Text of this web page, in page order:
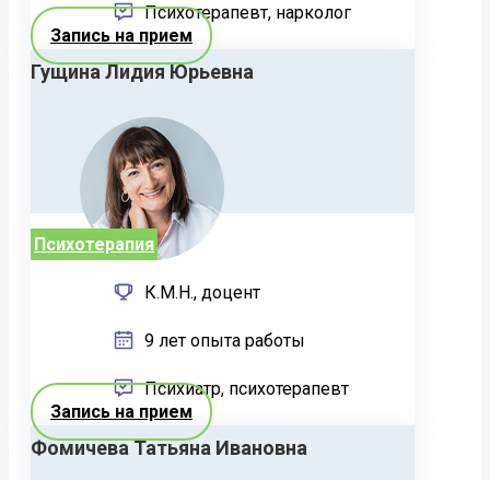
Психотерапевт, нарколог
Запись на прием
Гущина Лидия Юрьевна
Психотерапия
К.М.Н., доцент
9 лет опыта работы
Психиатр, психотерапевт
Запись на прием
Фомичева Татьяна Ивановна